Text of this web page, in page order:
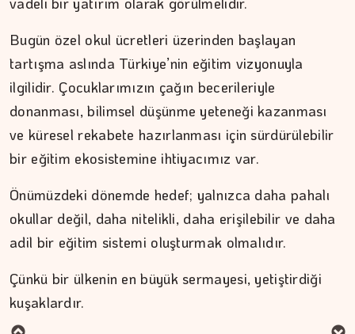
Bugün özel okul ücretleri üzerinden başlayan
tartışma aslında Türkiye’nin eğitim vizyonuyla
ilgilidir. Çocuklarımızın çağın becerileriyle
donanması, bilimsel düşünme yeteneği kazanması
ve küresel rekabete hazırlanması için sürdürülebilir
bir eğitim ekosistemine ihtiyacımız var.
Önümüzdeki dönemde hedef; yalnızca daha pahalı
okullar değil, daha nitelikli, daha erişilebilir ve daha
adil bir eğitim sistemi oluşturmak olmalıdır.
Çünkü bir ülkenin en büyük sermayesi, yetiştirdiği
kuşaklardır.
MURAT DOĞAN
Aç kalan sadece mideniz…